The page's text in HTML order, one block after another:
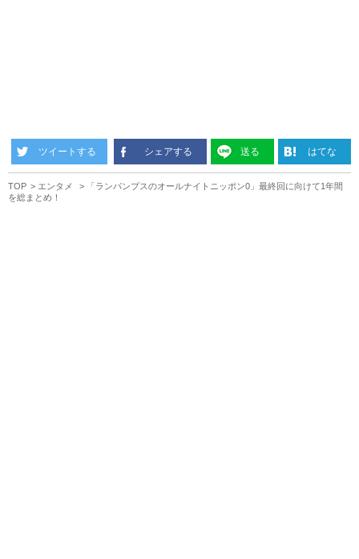
ツイートする シェアする 送る はてな
TOP エンタメ
「ランパンプスのオールナイトニッポン0」最終回に向けて1年間
を総まとめ！